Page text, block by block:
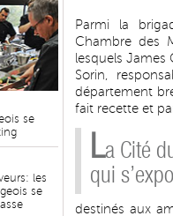
se
les
se
Parmi la
Chambre des
lesquels James
Sorin,
département
fait recette et
La Cité
qui
destinés aux